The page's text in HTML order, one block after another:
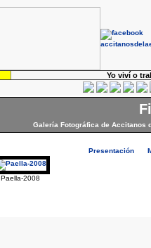
Yo viví o
Galería Fotográfica de Accitanos
Presentación
Paella-2008